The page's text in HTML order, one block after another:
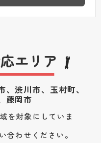
エリア
渋川市、 玉村町、
藤岡市
を対象にしていま
合わせください。